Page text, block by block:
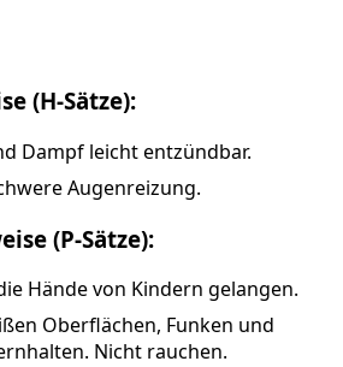
(H-Sätze):
Dampf leicht entzündbar.
Augenreizung.
(P-Sätze):
Hände von Kindern gelangen.
Oberflächen, Funken und
Nicht rauchen.